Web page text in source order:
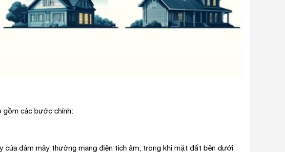
gồm các bước chính:
đám mây thường mang điện tích âm, trong khi mặt đất bên dưới